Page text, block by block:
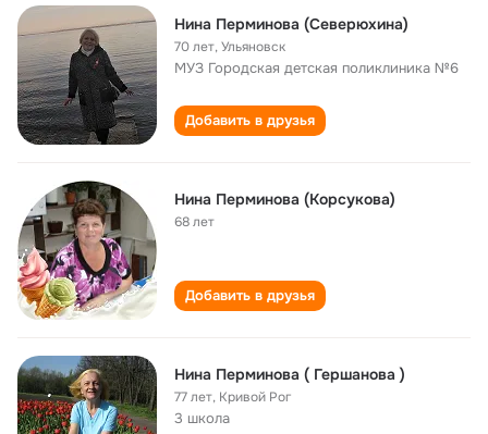
Нина Перминова (Северюхина)
70 лет,Ульяновск
МУЗ Городская детская поликлиника №6
Добавить в друзья
Нина Перминова (Корсукова)
68 лет
Добавить в друзья
Нина Перминова ( Гершанова )
77 лет, Кривой Рог
3 школа